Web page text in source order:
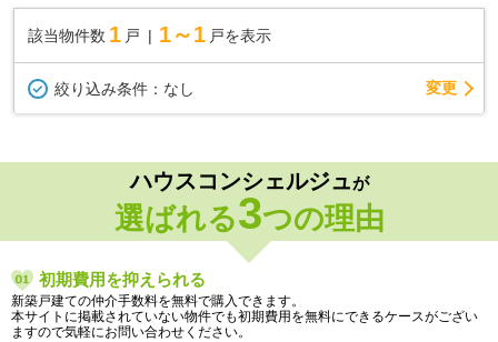
該当物件数 1 戸 1～1 戸を表示
絞り込み条件： なし 変更
ハウスコンシェルジュが
選ばれる3つの理由
初期費用を抑えられる
新築戸建ての仲介手数料を無料で購入できます。
本サイトに掲載されていない物件でも初期費用を無料にできるケースがござい
ますので気軽にお問い合わせください。